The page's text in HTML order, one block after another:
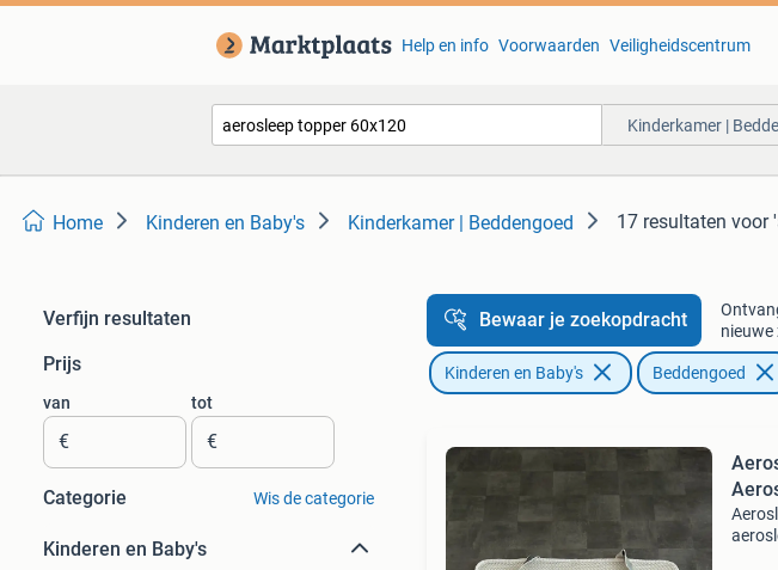
Help en info Voorwaarden Veiligheidscentrum
Kinderkamer |
Home Kinderen en Baby's Kinderkamer | Beddengoed 17 resultaten voor
Verfijn resultaten
Prijs
van
€
tot
€
Categorie Wis de categorie
Kinderen en Baby's
Bewaar je zoekopdracht
nieuwe
Kinderen en Baby's Beddengoed